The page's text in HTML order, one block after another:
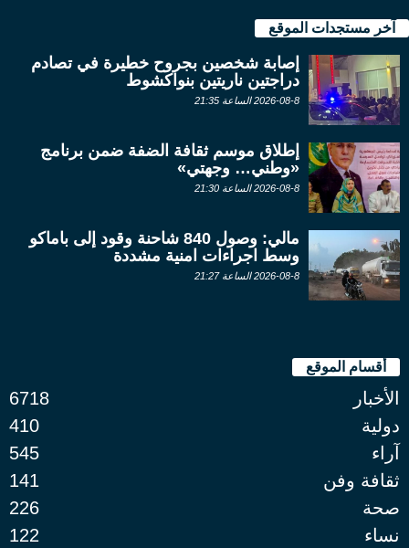
آخر مستجدات الموقع
إصابة شخصين بجروح خطيرة في تصادم
دراجتين ناريتين بنواكشوط
2026-08-8 الساعة 21:35
إطلاق موسم ثقافة الضفة ضمن برنامج
«وطني… وجهتي»
2026-08-8 الساعة 21:30
مالي: وصول 840 شاحنة وقود إلى باماكو
وسط اجراءات امنية مشددة
2026-08-8 الساعة 21:27
أقسام الموقع
الأخبار
6718
دولية
410
آراء
545
ثقافة وفن
141
صحة
226
نساء
122